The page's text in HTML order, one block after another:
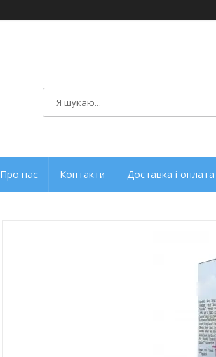
Про нас Контакти Доставка і оплата